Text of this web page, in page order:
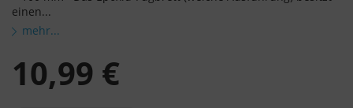
einen...
mehr...
10,99 €